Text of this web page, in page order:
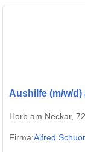
Aushilfe (m/w/
Horb am Neckar,
Firma:Alfred